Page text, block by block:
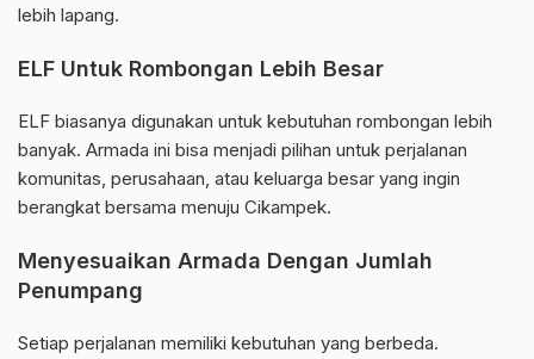
lebih lapang.
ELF Untuk Rombongan Lebih Besar
ELF biasanya digunakan untuk kebutuhan rombongan lebih
banyak. Armada ini bisa menjadi pilihan untuk perjalanan
komunitas, perusahaan, atau keluarga besar yang ingin
berangkat bersama menuju Cikampek.
Menyesuaikan Armada Dengan Jumlah
Penumpang
Setiap perjalanan memiliki kebutuhan yang berbeda.